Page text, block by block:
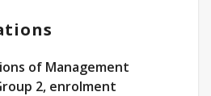
of Management
2, enrolment